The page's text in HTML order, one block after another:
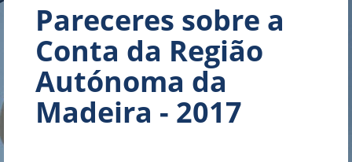
Pareceres sobre a
Conta da Região
Autónoma da
Madeira - 2017